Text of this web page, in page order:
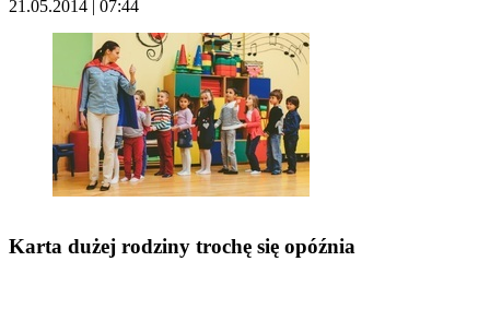
21.05.2014 | 07:44
Karta dużej rodziny trochę się opóźnia